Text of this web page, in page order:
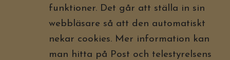
funktioner. Det går att ställa in sin
webbläsare så att den automatiskt
nekar cookies. Mer information kan
man hitta på Post och telestyrelsens